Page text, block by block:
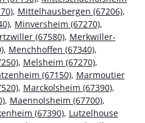
, Mittelhausbergen (67206),
, Minversheim (67270),
(67580), Merkwiller-
, Menchhoffen (67340),
, Melsheim (67270),
(67150), Marmoutier
, Marckolsheim (67390),
, Maennolsheim (67700),
(67390), Lutzelhouse